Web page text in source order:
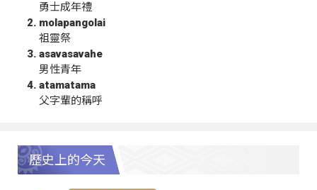
勇士成年禮
molapangolai
祖靈祭
asavasavahe
男性青年
atamatama
父字輩的稱呼
歷史上的今天